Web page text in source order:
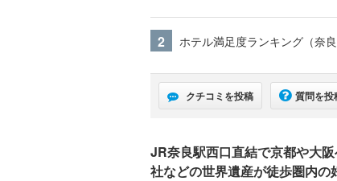
2 ホテル満足度ランキング（奈
クチコミを投稿 質問を投
JR奈良駅西口直結で京都や大
社などの世界遺産が徒歩圏内の